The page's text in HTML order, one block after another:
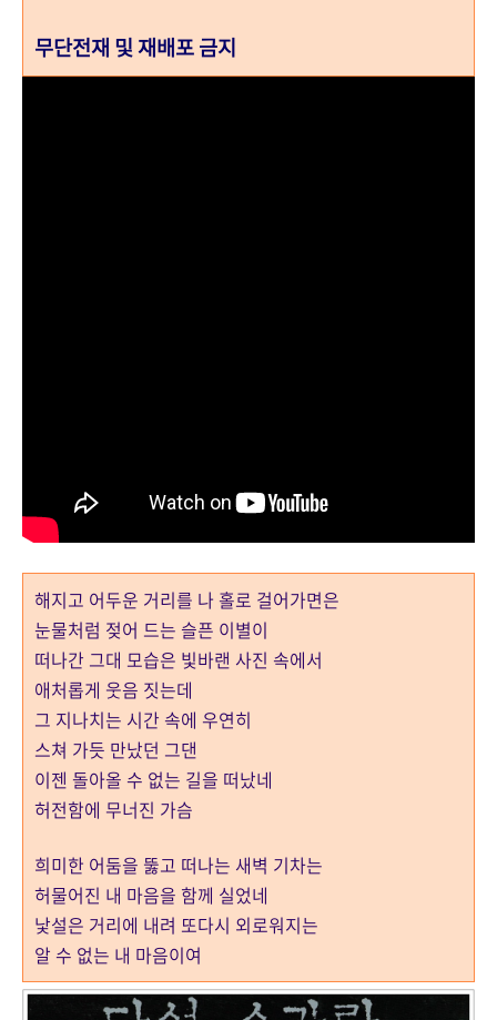
무단전재 및 재배포 금지
해지고 어두운 거리를 나 홀로 걸어가면은
눈물처럼 젖어 드는 슬픈 이별이
떠나간 그대 모습은 빛바랜 사진 속에서
애처롭게 웃음 짓는데
그 지나치는 시간 속에 우연히
스쳐 가듯 만났던 그댄
이젠 돌아올 수 없는 길을 떠났네
허전함에 무너진 가슴
희미한 어둠을 뚫고 떠나는 새벽 기차는
허물어진 내 마음을 함께 실었네
낯설은 거리에 내려 또다시 외로워지는
알 수 없는 내 마음이여